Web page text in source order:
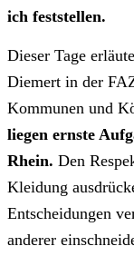
ich feststellen.
Dieser Tage
Diemert in der
Kommunen und
liegen ernste
Rhein. Den
Kleidung
Entscheidungen
anderer